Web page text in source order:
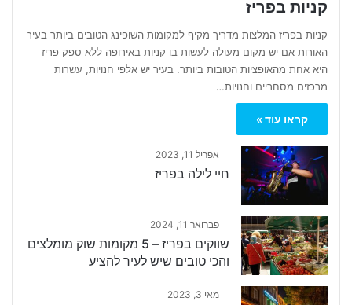
קניות בפריז
קניות בפריז המלצות מדריך מקיף למקומות השופינג הטובים ביותר בעיר
האורות אם יש מקום מעולה לעשות בו קניות באירופה ללא ספק פריז
היא אחת מהאופציות הטובות ביותר. בעיר יש אלפי חנויות, עשרות
מרכזים מסחריים וחנויות…
קראו עוד »
אפריל 11, 2023
חיי לילה בפריז
פברואר 11, 2024
שווקים בפריז – 5 מקומות שוק מומלצים
והכי טובים שיש לעיר להציע
מאי 3, 2023